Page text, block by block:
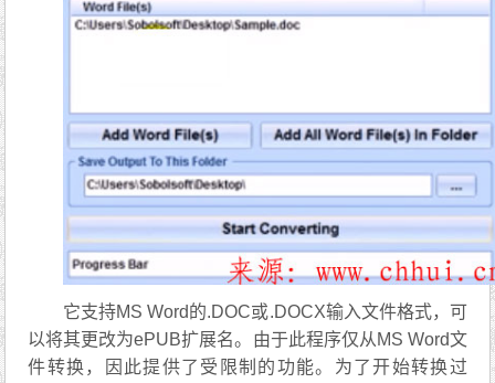
它支持MS Word的.DOC或.DOCX输入文件格式，可
以将其更改为ePUB扩展名。由于此程序仅从MS Word文
件转换，因此提供了受限制的功能。为了开始转换过